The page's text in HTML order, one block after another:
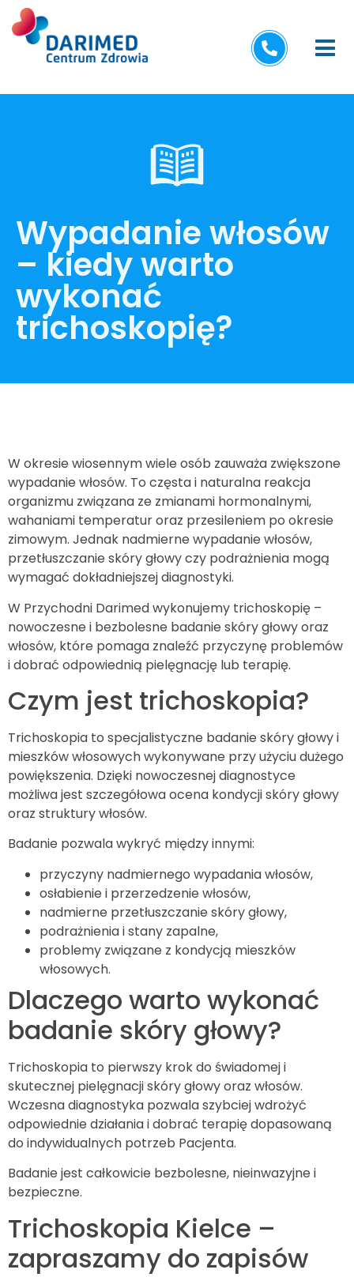
Wypadanie włosów
– kiedy warto
wykonać
trichoskopię?
W okresie wiosennym wiele osób zauważa zwiększone
wypadanie włosów. To częsta i naturalna reakcja
organizmu związana ze zmianami hormonalnymi,
wahaniami temperatur oraz przesileniem po okresie
zimowym. Jednak nadmierne wypadanie włosów,
przetłuszczanie skóry głowy czy podrażnienia mogą
wymagać dokładniejszej diagnostyki.
W Przychodni Darimed wykonujemy trichoskopię –
nowoczesne i bezbolesne badanie skóry głowy oraz
włosów, które pomaga znaleźć przyczynę problemów
i dobrać odpowiednią pielęgnację lub terapię.
Czym jest trichoskopia?
Trichoskopia to specjalistyczne badanie skóry głowy i
mieszków włosowych wykonywane przy użyciu dużego
powiększenia. Dzięki nowoczesnej diagnostyce
możliwa jest szczegółowa ocena kondycji skóry głowy
oraz struktury włosów.
Badanie pozwala wykryć między innymi:
przyczyny nadmiernego wypadania włosów,
osłabienie i przerzedzenie włosów,
nadmierne przetłuszczanie skóry głowy,
podrażnienia i stany zapalne,
problemy związane z kondycją mieszków
włosowych.
Dlaczego warto wykonać
badanie skóry głowy?
Trichoskopia to pierwszy krok do świadomej i
skutecznej pielęgnacji skóry głowy oraz włosów.
Wczesna diagnostyka pozwala szybciej wdrożyć
odpowiednie działania i dobrać terapię dopasowaną
do indywidualnych potrzeb Pacjenta.
Badanie jest całkowicie bezbolesne, nieinwazyjne i
bezpieczne.
Trichoskopia Kielce –
zapraszamy do zapisów